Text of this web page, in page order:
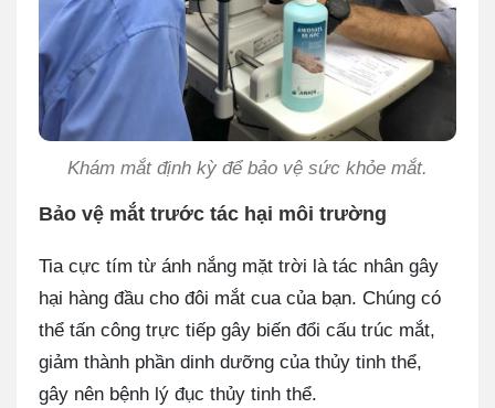
Khám mắt định kỳ để bảo vệ sức khỏe mắt.
Bảo vệ mắt trước tác hại môi trường
Tia cực tím từ ánh nắng mặt trời là tác nhân gây
hại hàng đầu cho đôi mắt cua của bạn. Chúng có
thể tấn công trực tiếp gây biến đổi cấu trúc mắt,
giảm thành phần dinh dưỡng của thủy tinh thể,
gây nên bệnh lý đục thủy tinh thể.